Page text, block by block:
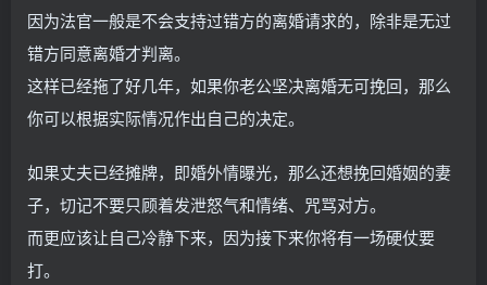
因为法官一般是不会支持过错方的离婚请求的，除非是无过
错方同意离婚才判离。
这样已经拖了好几年，如果你老公坚决离婚无可挽回，那么
你可以根据实际情况作出自己的决定。
如果丈夫已经摊牌，即婚外情曝光，那么还想挽回婚姻的妻
子，切记不要只顾着发泄怒气和情绪、咒骂对方。
而更应该让自己冷静下来，因为接下来你将有一场硬仗要
打。